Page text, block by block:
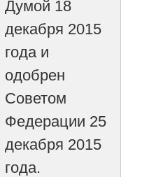
Думой 18
декабря 2015
года и
одобрен
Советом
Федерации 25
декабря 2015
года.